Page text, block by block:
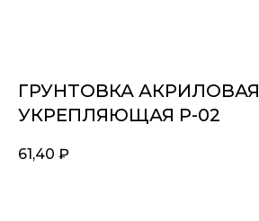
ГРУНТОВКА АКРИЛОВАЯ
УКРЕПЛЯЮЩАЯ P-02
61,40 ₽